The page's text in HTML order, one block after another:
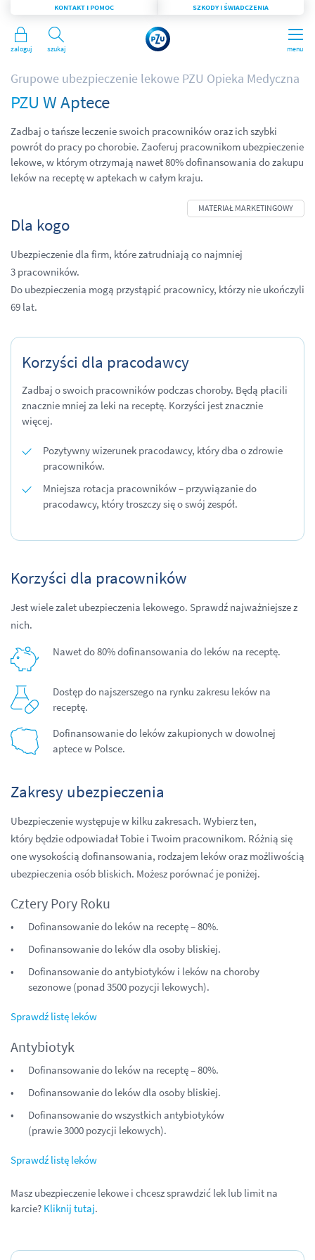
menu
Szukaj
KONTAKT I POMOC SZKODY I ŚWIADCZENIA
Zaloguj
Grupowe ubezpieczenie lekowe PZU Opieka Medyczna
PZU W Aptece
Zadbaj o tańsze leczenie swoich pracowników oraz ich szybki
powrót do pracy po chorobie. Zaoferuj pracownikom ubezpieczenie
lekowe, w którym otrzymają nawet 80% dofinansowania do zakupu
leków na receptę w aptekach w całym kraju.
Dla kogo
Ubezpieczenie dla firm, które zatrudniają co najmniej
3 pracowników.
Do ubezpieczenia mogą przystąpić pracownicy, którzy nie ukończyli
69 lat.
Korzyści dla pracodawcy
Zadbaj o swoich pracowników podczas choroby. Będą płacili
znacznie mniej za leki na receptę. Korzyści jest znacznie
więcej.
Pozytywny wizerunek pracodawcy, który dba o zdrowie
pracowników.
Mniejsza rotacja pracowników – przywiązanie do
pracodawcy, który troszczy się o swój zespół.
Korzyści dla pracowników
Jest wiele zalet ubezpieczenia lekowego. Sprawdź najważniejsze z
nich.
Nawet do 80% dofinansowania do leków na receptę.
Dostęp do najszerszego na rynku zakresu leków na
receptę.
Dofinansowanie do leków zakupionych w dowolnej
aptece w Polsce.
Zakresy ubezpieczenia
Ubezpieczenie występuje w kilku zakresach. Wybierz ten,
który będzie odpowiadał Tobie i Twoim pracownikom. Różnią się
one wysokością dofinansowania, rodzajem leków oraz możliwością
ubezpieczenia osób bliskich. Możesz porównać je poniżej.
Cztery Pory Roku
Dofinansowanie do leków na receptę – 80%.
Dofinansowanie do leków dla osoby bliskiej.
Dofinansowanie do antybiotyków i leków na choroby
sezonowe (ponad 3500 pozycji lekowych).
Sprawdź listę leków
Antybiotyk
Dofinansowanie do leków na receptę – 80%.
Dofinansowanie do leków dla osoby bliskiej.
Dofinansowanie do wszystkich antybiotyków
(prawie 3000 pozycji lekowych).
Sprawdź listę leków
Masz ubezpieczenie lekowe i chcesz sprawdzić lek lub limit na
karcie? Kliknij tutaj.